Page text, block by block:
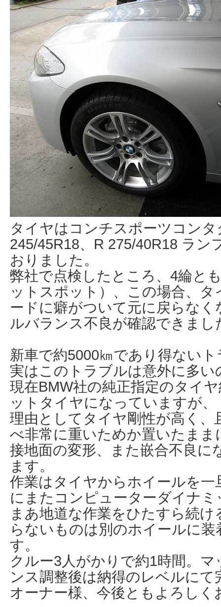
タイヤはコンチスポーツコン
245/45R18、R 275/40R18 ラン
おりました。
弊社で点検したところ、4綸と
ットスポット）、この場合、
ードに癖がついて元に戻らなく
ルバランス不良が確認できまし
新車で約5000㎞であり得ない
実はこのトラブルは意外に多い
現在BMW社の純正指定のタイ
ットタイヤになっていますが、
理由としてタイヤ剛性が高く、
べ非常に重いためか置いたま
接地面の変形、また嵌合不良に
ます。
作業はタイヤからホイールを一
にまたコンピューターダイナ
まあ地道な作業をひたすら続
らないものは別のホイールに
す。
クルー3人がかりで約1時間。
ンス調整後は納得のレベルに
オーナー様、今後ともよろしく